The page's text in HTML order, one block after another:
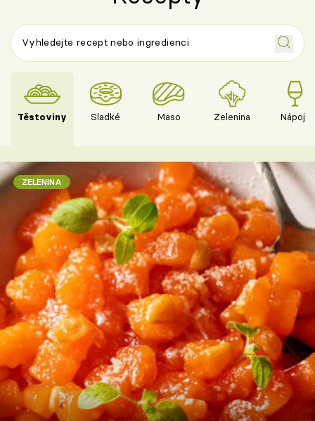
Těstoviny Sladké Maso Zelenina Nápoje
ZELENINA